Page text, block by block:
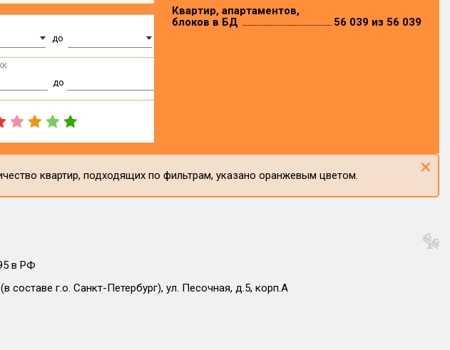
до
до
Квартир, апартаментов,
блоков в БД
56 039 из 56 039
квартир, подходящих по фильтрам, указано оранжевым цветом. ×
в РФ
составе г.о. Санкт-Петербург), ул. Песочная, д.5, корп.А